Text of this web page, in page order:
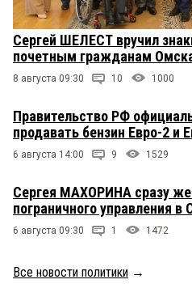
Сергей ШЕЛЕСТ вручил
почетным гражданам
8 августа 09:30 10 1000
Правительство РФ
продавать бензин Евро-2 и
6 августа 14:00 9 1529
Сергея МАХОРИНА сразу же
пограничного управления в
6 августа 09:30 1 1472
Все новости политики →